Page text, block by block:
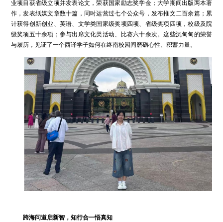
业项目获省级立项并发表论文，荣获国家励志奖学金；大学期间出版两本著
作，发表纸媒文章数十篇，同时运营过七个公众号，发布推文二百余篇；累
计获得创新创业、英语、文学类国家级奖项四项、省级奖项四项，校级及院
级奖项五十余项；参与出席文化类活动、比赛六十余次。这些沉甸甸的荣誉
与履历，见证了一个西译学子如何在终南校园间磨砺心性、积蓄力量。
跨海问道启新智，知行合一悟真知